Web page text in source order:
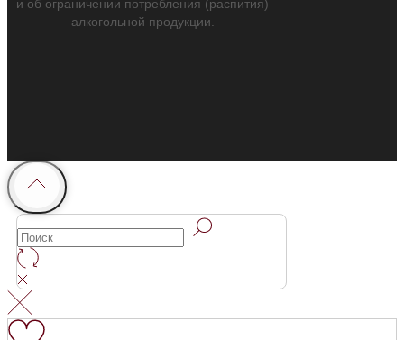
и об ограничении потребления (распития)
алкогольной продукции.